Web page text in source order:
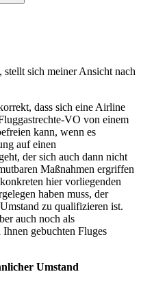
sich meiner Ansicht nach
dass sich eine Airline
VO von einem
kann, wenn es
auf einen
der sich auch dann nicht
Maßnahmen ergriffen
hier vorliegenden
haben muss, der
zu qualifizieren ist.
auch noch als
gebuchten Fluges
Umstand